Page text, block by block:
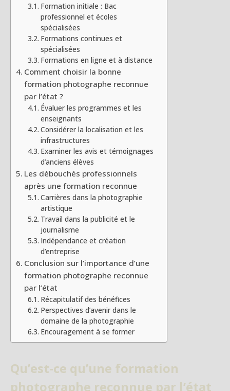
Formation initiale : Bac
professionnel et écoles
spécialisées
Formations continues et
spécialisées
Formations en ligne et à distance
Comment choisir la bonne
formation photographe reconnue
par l’état ?
Évaluer les programmes et les
enseignants
Considérer la localisation et les
infrastructures
Examiner les avis et témoignages
d’anciens élèves
Les débouchés professionnels
après une formation reconnue
Carrières dans la photographie
artistique
Travail dans la publicité et le
journalisme
Indépendance et création
d’entreprise
Conclusion sur l’importance d’une
formation photographe reconnue
par l’état
Récapitulatif des bénéfices
Perspectives d’avenir dans le
domaine de la photographie
Encouragement à se former
Qu’est-ce qu’une formation
photographe reconnue par l’état